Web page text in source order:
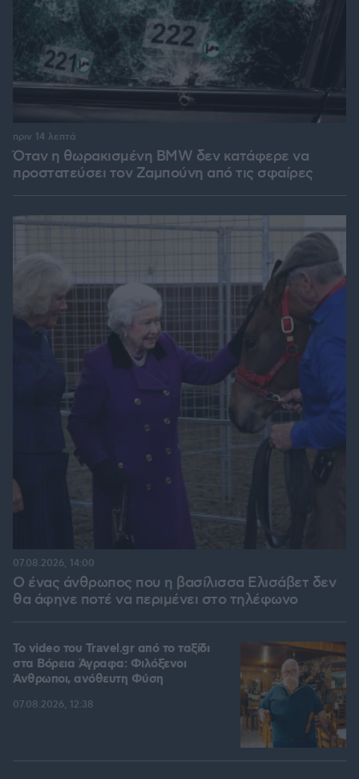
Όταν η θωρακισμένη BMW δεν κατάφερε να
προστατεύσει τον Ζαμπούνη από τις σφαίρες
πριν 14 λεπτά
Ο ένας άνθρωπος που η βασίλισσα Ελισάβετ δεν
θα άφηνε ποτέ να περιμένει στο τηλέφωνο
07.08.2026, 14:00
To video του Travel.gr από το ταξίδι
στα Βόρεια Άγραφα: Φιλόξενοι
Άνθρωποι, ανόθευτη Φύση
07.08.2026, 12:38